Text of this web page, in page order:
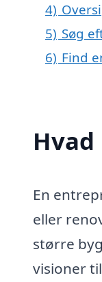
4)
5) Søg
6) Find
En
eller
større
visioner